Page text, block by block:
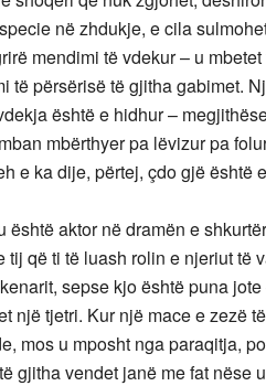
në zhdukje, e cila
mendimi të vdekur – u
të përsërisë të gjitha gabimet.
është e hidhur –
mbërthyer pa lëvizur pa
e ka dije, përtej, çdo gjë është
është aktor në dramën e
tij që ti të luash rolin e njeriut të
sepse kjo është puna
një tjetri. Kur një mace e zezë
mos u mposht nga paraqitja,
gjitha vendet janë me fat nëse